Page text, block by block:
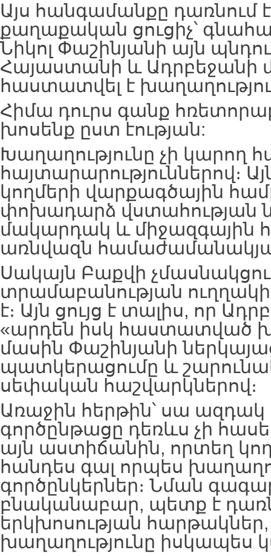
Այս հանգամանքը դառնում
քաղաքական ցուցիչ՝
Նիկոլ Փաշինյանի այն
Հայաստանի և Ադրբեջանի
հաստատվել է
Հիմա դուրս գանք
խոսենք ըստ էության:
Խաղաղությունը չի կարող
հայտարարություններով։
կողմերի վարքագծային
փոխադարձ վստահության
մակարդակ և միջազգային
առնվազն համաժամանակյա
Սակայն Բաքվի
տրամաբանության ուղղակի
է։ Այն ցույց է տալիս, որ
«արդեն իսկ հաստատված
մասին Փաշինյանի
պատկերացումը և
սեփական հաշվարկներով։
Առաջին հերթին՝ սա ազդակ
գործընթացը դեռևս չի
այն աստիճանին, որտեղ
հանդես գալ որպես
գործընկերներ։ Նման
բնականաբար, պետք է
երկխոսության
խաղաղությունը իսկապես